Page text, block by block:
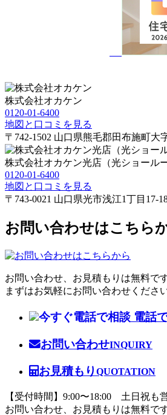
株式会社オカケン
0120-01-6400
地図と口コミを見る
〒742-1502 山口県熊毛郡田布施町大
株式会社オカケン光店（光ショールー
0120-01-6400
地図と口コミを見る
〒743-0021 山口県光市浅江1丁目17-
お問い合わせはこちら
お問い合わせ、お見積もりは無料です
まずはお気軽にお問い合わせください
電話
お問い合わせINQUIRY
お見積もり QUOTATION
【受付時間】9:00〜18:00 土日祝も
お問い合わせ、お見積もりは無料です